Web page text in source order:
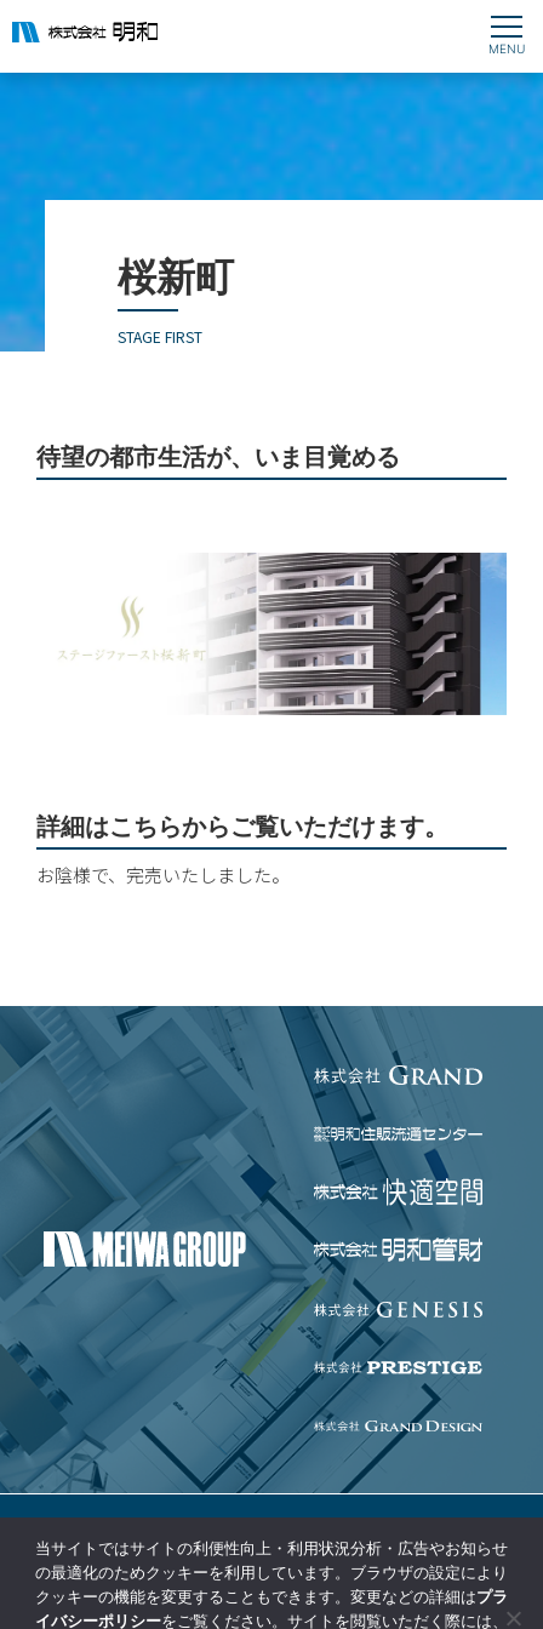
桜新町
STAGE FIRST
待望の都市生活が、いま目覚める
詳細はこちらからご覧いただけます。
お陰様で、完売いたしました。
個人情報保護方針 免責事項
コンプライアンス基本方針 サイトマップ
当サイトではサイトの利便性向上・利用状況分析・広告やお知らせ
の最適化のためクッキーを利用しています。ブラウザの設定により
クッキーの機能を変更することもできます。変更などの詳細はプラ
イバシーポリシーをご覧ください。サイトを閲覧いただく際には、